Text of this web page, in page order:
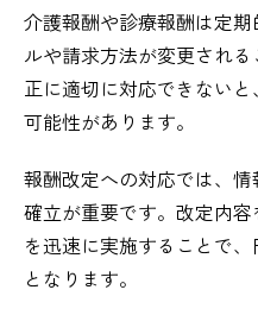
介護報酬や診療報酬は定
ルや請求方法が変更され
正に適切に対応できない
可能性があります。
報酬改定への対応では、
確立が重要です。改定内
を迅速に実施することで
となります。